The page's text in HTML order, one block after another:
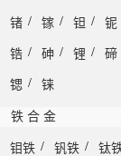
锗 / 镓 / 钽 / 铌
锆 / 砷 / 锂 / 碲
锶 / 铼
铁 合 金
钼铁 / 钒铁 / 钛